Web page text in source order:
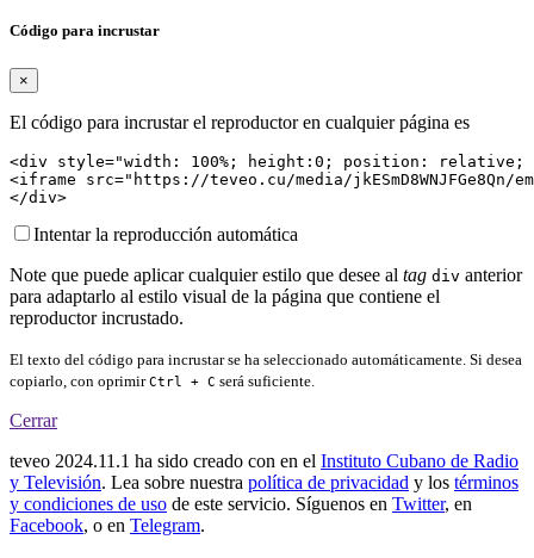
Código para incrustar
×
El código para incrustar el reproductor en cualquier página es
<div style="width: 100%; height:0; position: relative;
<iframe src="https://teveo.cu/media/
</div>
Intentar la reproducción automática
Note que puede aplicar cualquier estilo que desee al tag div anterior
para adaptarlo al estilo visual de la página que contiene el
reproductor incrustado.
El texto del código para incrustar se ha seleccionado automáticamente. Si desea
copiarlo, con oprimirCtrl + C será suficiente.
Cerrar
teveo 2024.11.1 ha sido creado con en el Instituto Cubano de Radio
y Televisión. Lea sobre nuestra política de privacidad y los términos
y condiciones de uso de este servicio. Síguenos en Twitter, en
Facebook, o en Telegram.